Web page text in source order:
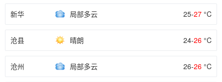
新华 局部多云 25-27 °C
沧县 晴朗 24-26 °C
沧州 局部多云 26-26 °C